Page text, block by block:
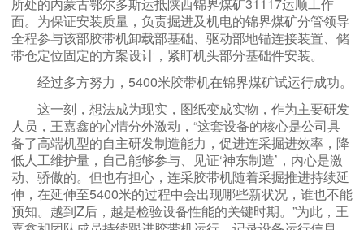
面。为保证安装质量，负责掘进及机电的锦界煤矿分管领导
全程参与该部胶带机卸载部基础、驱动部地锚连接装置、储
带仓定位固定的方案设计，紧盯机头部分基础件安装。
经过多方努力，5400米胶带机在锦界煤矿试运行成功。
这一刻，想法成为现实，图纸变成实物，作为主要研发
人员，王嘉鑫的心情分外激动，“这套设备的核心是公司具
备了高端机型的自主研发制造能力，促进连采掘进效率，降
低人工维护量，自己能够参与、见证‘神东制造’，内心是激
动、骄傲的。但也有担心，连采胶带机随着采掘推进持续延
伸，在延伸至5400米的过程中会出现哪些新状况，谁也不能
预知。越到Z后，越是检验设备性能的关键时期。”为此，王